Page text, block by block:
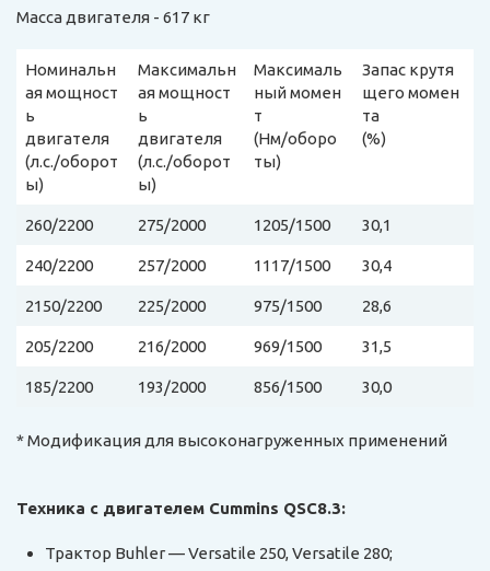
Масса двигателя - 617 кг
Номинальн
ая мощност
ь
двигателя
(л.с./оборот
ы)
Максимальн
ая мощност
ь
двигателя
(л.с./оборот
ы)
Максималь
ный момен
т
(Нм/оборо
ты)
Запас крутя
щего момен
та
(%)
260/2200 275/2000 1205/1500 30,1
240/2200 257/2000 1117/1500 30,4
2150/2200 225/2000 975/1500 28,6
205/2200 216/2000 969/1500 31,5
185/2200 193/2000 856/1500 30,0
* Модификация для высоконагруженных применений
Техника с двигателем Cummins QSC8.3:
Трактор Buhler — Versatile 250, Versatile 280;